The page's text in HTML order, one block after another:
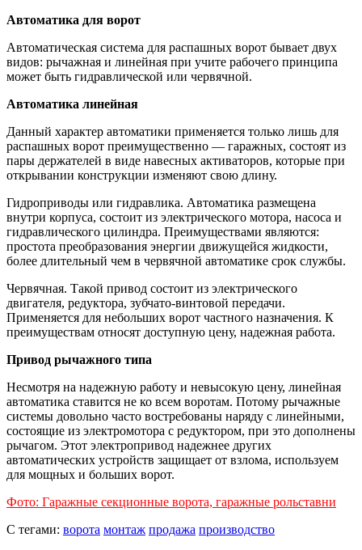
Автоматика для ворот
Автоматическая система для распашных ворот бывает двух
видов: рычажная и линейная при учите рабочего принципа
может быть гидравлической или червячной.
Автоматика линейная
Данный характер автоматики применяется только лишь для
распашных ворот преимущественно — гаражных, состоят из
пары держателей в виде навесных активаторов, которые при
открывании конструкции изменяют свою длину.
Гидроприводы или гидравлика. Автоматика размещена
внутри корпуса, состоит из электрического мотора, насоса и
гидравлического цилиндра. Преимуществами являются:
простота преобразования энергии движущейся жидкости,
более длительный чем в червячной автоматике срок службы.
Червячная. Такой привод состоит из электрического
двигателя, редуктора, зубчато-винтовой передачи.
Применяется для небольших ворот частного назначения. К
преимуществам относят доступную цену, надежная работа.
Привод рычажного типа
Несмотря на надежную работу и невысокую цену, линейная
автоматика ставится не ко всем воротам. Потому рычажные
системы довольно часто востребованы наряду с линейными,
состоящие из электромотора с редуктором, при это дополнены
рычагом. Этот электропривод надежнее других
автоматических устройств защищает от взлома, используем
для мощных и больших ворот.
Фото: Гаражные секционные ворота, гаражные рольставни
С тегами: ворота монтаж продажа производство